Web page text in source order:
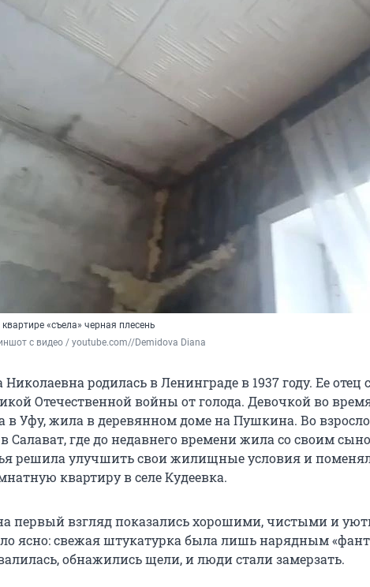
«съела» черная плесень
с видео / youtube.com//Demidova Diana
родилась в Ленинграде в 1937 году. Ее отец
Отечественной войны от голода. Девочкой во
в Уфу, жила в деревянном доме на Пушкина. Во
Салават, где до недавнего времени жила со своим
решила улучшить свои жилищные условия и
квартиру в селе Кудеевка.
первый взгляд показались хорошими, чистыми и
ясно: свежая штукатурка была лишь нарядным
обнажились щели, и люди стали замерзать.